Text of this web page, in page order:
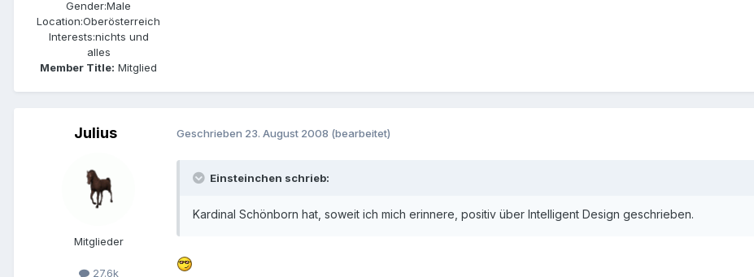
Gender:Male
Location:Oberösterreich
Interests:nichts und
alles
Member Title: Mitglied
Julius
Mitglieder
27.6k
Geschrieben 23. August 2008 (bearbeitet)
Einsteinchen schrieb:
Kardinal Schönborn hat, soweit ich mich erinnere, positiv über Intelligent Design geschrieben.